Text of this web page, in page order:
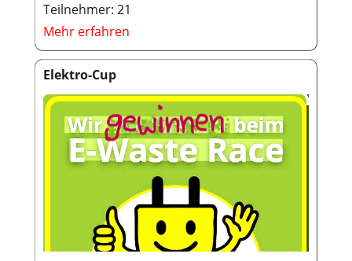
Teilnehmer: 21
Mehr erfahren
Elektro-Cup